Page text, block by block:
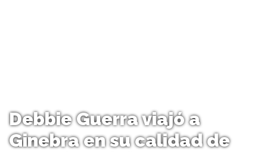
Debbie Guerra viajó a
Ginebra en su calidad de